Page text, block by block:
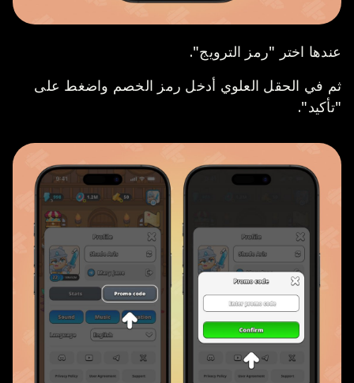
عندها اختر "رمز الترويج".
ثم في الحقل العلوي أدخل رمز الخصم واضغط على
"تأكيد".